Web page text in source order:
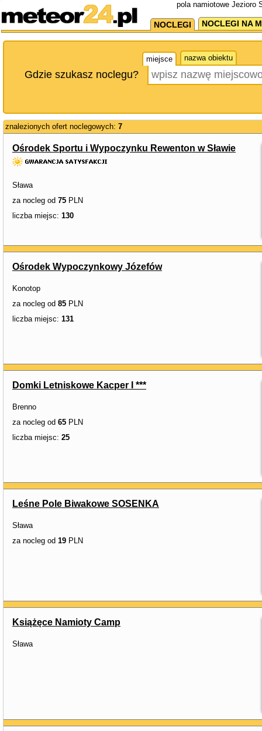
pola namiotowe Jezioro
NOCLEGI NOCLEGI NA
miejsce nazwa obiektu
Gdzie szukasz noclegu?
znalezionych ofert noclegowych: 7
Ośrodek Sportu i Wypoczynku Rewenton w Sławie
Sława
za nocleg od 75 PLN
liczba miejsc: 130
Ośrodek Wypoczynkowy Józefów
Konotop
za nocleg od 85 PLN
liczba miejsc: 131
Domki Letniskowe Kacper I ***
Brenno
za nocleg od 65 PLN
liczba miejsc: 25
Leśne Pole Biwakowe SOSENKA
Sława
za nocleg od 19 PLN
Książęce Namioty Camp
Sława